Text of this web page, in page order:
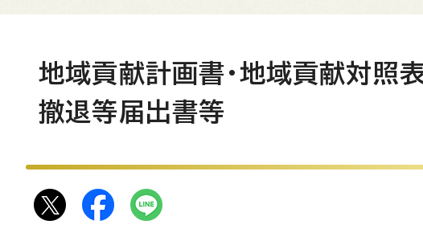
地域貢献計画書・地域貢献対照
撤退等届出書等